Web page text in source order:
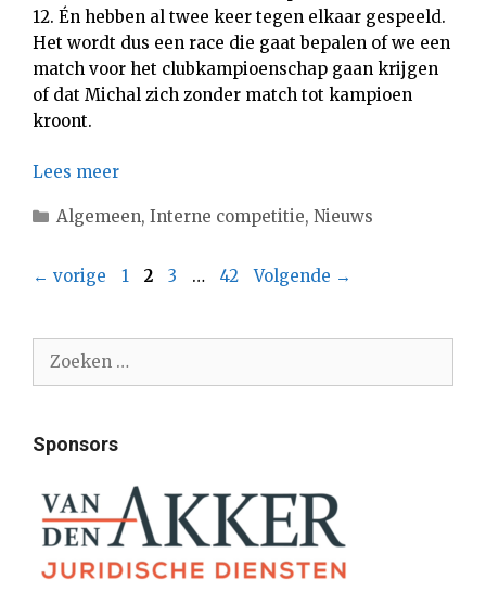
12. Én hebben al twee keer tegen elkaar gespeeld.
Het wordt dus een race die gaat bepalen of we een
match voor het clubkampioenschap gaan krijgen
of dat Michal zich zonder match tot kampioen
kroont.
Lees meer
Categorieën
Algemeen, Interne competitie, Nieuws
← vorige Pagina
1 Pagina
2 Pagina
3 … Pagina
42 Volgende →
naar:
Sponsors